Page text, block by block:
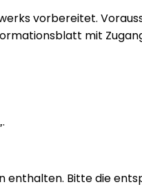
vorbereitet.
mit
enthalten. Bitte die